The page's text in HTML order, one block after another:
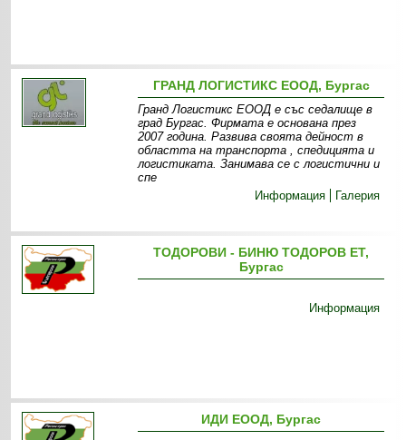
ГРАНД ЛОГИСТИКС ЕООД, Бургас
Гранд Логистикс ЕООД е със седалище в
град Бургас. Фирмата е основана през
2007 година. Развива своята дейност в
областта на транспорта , спедицията и
логистиката. Занимава се с логистични и
спе
Информация
Галерия
ТОДОРОВИ - БИНЮ ТОДОРОВ ЕТ,
Бургас
Информация
ИДИ ЕООД, Бургас